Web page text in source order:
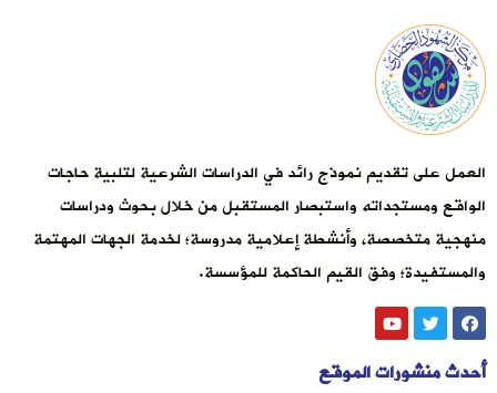
العمل على تقديم نموذج رائد في الدراسات الشرعية لتلبية حاجات
الواقع ومستجداته واستبصار المستقبل من خلال بحوث ودراسات
منهجية متخصصة، وأنشطة إعلامية مدروسة؛ لخدمة الجهات المهتمة
والمستفيدة؛ وفق القيم الحاكمة للمؤسسة.
أحدث منشورات الموقع